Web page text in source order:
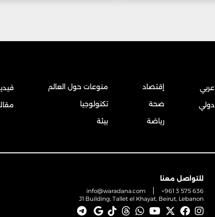
عربي
دولي
إقتصاد
صحة
رياضة
منوعات حول العالم
تكنولوجيا
بيئة
للتواصل معنا
info@waradana.com
+961 3 575 636
J1 Building, Tallet el Khayat, Beirut, Lebanon